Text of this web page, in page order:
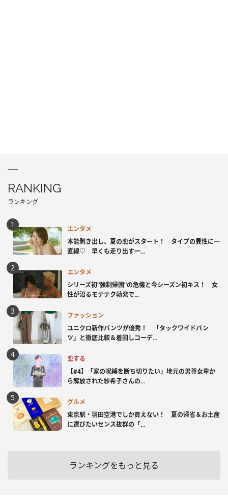
RANKING
ランキング
エンタメ
本能剥き出し、夏の恋がスタート！ タイプの異性に一
直線♡ 早くも走り出す一...
エンタメ
シリーズ初“強制帰国”の危機と今シーズン初キス！ 女
性が沼るモテテク勃発で...
ファッション
ユニクロ新作パンツが優秀！ 「タックワイドパン
ツ」と徹底比較＆着回しコーデ...
恋する
【#4】「家の呪縛を断ち切りたい」地元の男尊女卑か
ら解放された紗希子さんの...
グルメ
東京駅・羽田空港でしか買えない！ 夏の帰省＆お土産
に選びたいセンス抜群の「...
ランキングをもっと見る